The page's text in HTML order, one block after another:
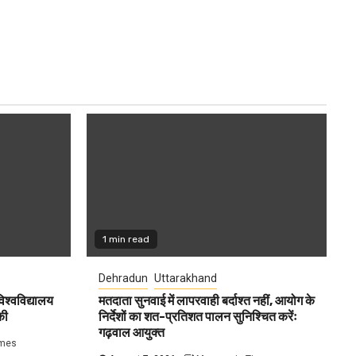
1 min read
Dehradun Uttarakhand
मतदाता सुनवाई में लापरवाही बर्दाश्त नहीं, आयोग के
निर्देशों का शत-प्रतिशत पालन सुनिश्चित करेंः
गढ़वाल आयुक्त